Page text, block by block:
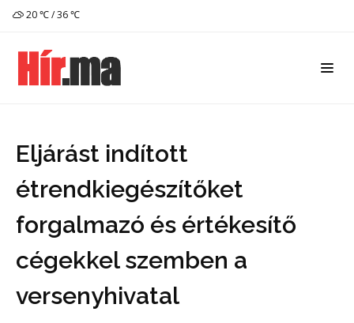
20 ℃ / 36 ℃
Eljárást indított
étrendkiegészítőket
forgalmazó és értékesítő
cégekkel szemben a
versenyhivatal